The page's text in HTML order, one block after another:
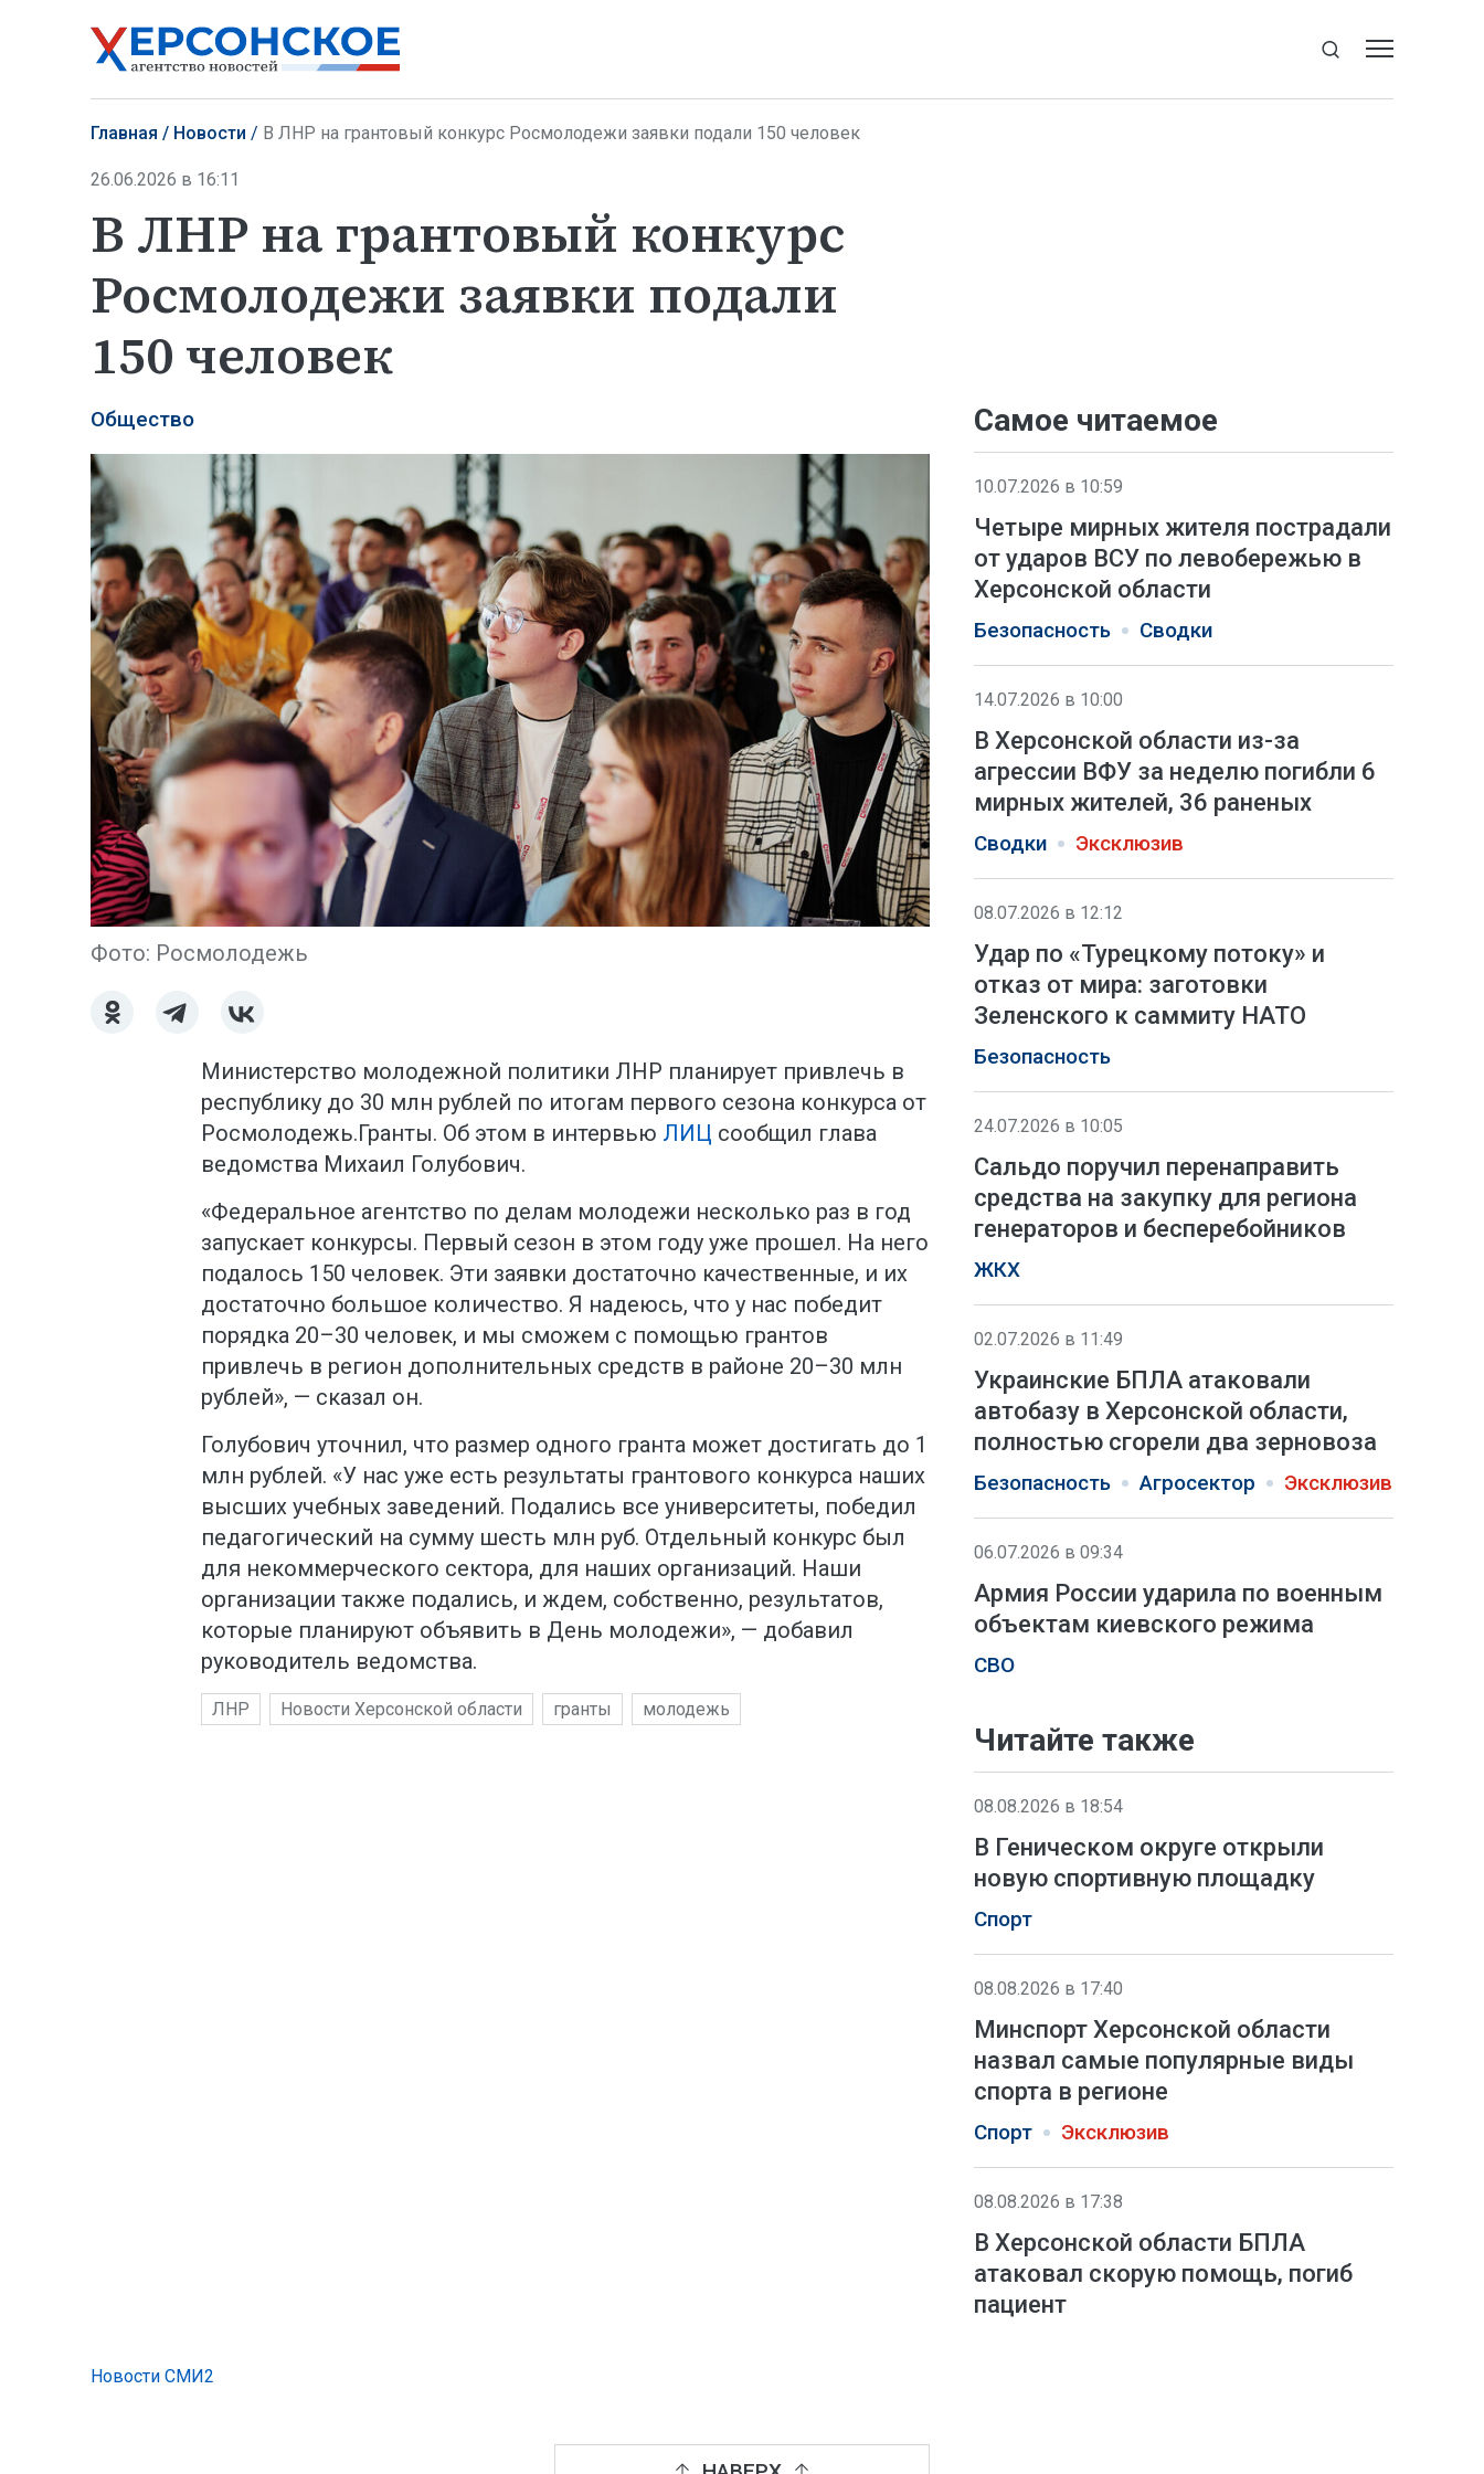
Главная Новости В ЛНР на грантовый конкурс Росмолодежи заявки подали 150 человек
26.06.2026 в 16:11
В ЛНР на грантовый конкурс
Росмолодежи заявки подали
150 человек
Общество
Фото: Росмолодежь
Министерство молодежной политики ЛНР планирует привлечь в
республику до 30 млн рублей по итогам первого сезона конкурса от
Росмолодежь.Гранты. Об этом в интервью ЛИЦ сообщил глава
ведомства Михаил Голубович.
«Федеральное агентство по делам молодежи несколько раз в год
запускает конкурсы. Первый сезон в этом году уже прошел. На него
подалось 150 человек. Эти заявки достаточно качественные, и их
достаточно большое количество. Я надеюсь, что у нас победит
порядка 20–30 человек, и мы сможем с помощью грантов
привлечь в регион дополнительных средств в районе 20–30 млн
рублей», — сказал он.
Голубович уточнил, что размер одного гранта может достигать до 1
млн рублей. «У нас уже есть результаты грантового конкурса наших
высших учебных заведений. Подались все университеты, победил
педагогический на сумму шесть млн руб. Отдельный конкурс был
для некоммерческого сектора, для наших организаций. Наши
организации также подались, и ждем, собственно, результатов,
которые планируют объявить в День молодежи», — добавил
руководитель ведомства.
ЛНР Новости Херсонской области гранты молодежь
Самое читаемое
10.07.2026 в 10:59
Четыре мирных жителя пострадали
от ударов ВСУ по левобережью в
Херсонской области
Безопасность Сводки
14.07.2026 в 10:00
В Херсонской области из-за
агрессии ВФУ за неделю погибли 6
мирных жителей, 36 раненых
Сводки Эксклюзив
08.07.2026 в 12:12
Удар по «Турецкому потоку» и
отказ от мира: заготовки
Зеленского к саммиту НАТО
Безопасность
24.07.2026 в 10:05
Сальдо поручил перенаправить
средства на закупку для региона
генераторов и бесперебойников
ЖКХ
02.07.2026 в 11:49
Украинские БПЛА атаковали
автобазу в Херсонской области,
полностью сгорели два зерновоза
Безопасность Агросектор Эксклюзив
06.07.2026 в 09:34
Армия России ударила по военным
объектам киевского режима
СВО
Читайте также
08.08.2026 в 18:54
В Геническом округе открыли
новую спортивную площадку
Спорт
08.08.2026 в 17:40
Минспорт Херсонской области
назвал самые популярные виды
спорта в регионе
Спорт Эксклюзив
08.08.2026 в 17:38
В Херсонской области БПЛА
атаковал скорую помощь, погиб
пациент
Новости СМИ2